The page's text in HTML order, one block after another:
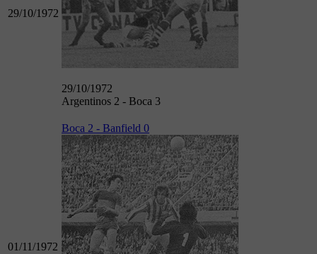
29/10/1972
29/10/1972
Argentinos 2 - Boca 3
01/11/1972
Boca 2 - Banfield 0